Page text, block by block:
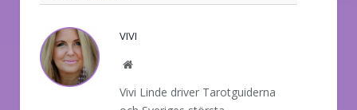
VIVI
Website
Vivi Linde driver Tarotguiderna